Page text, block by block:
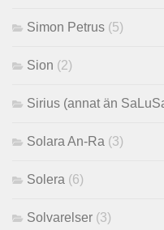
Simon Petrus (5)
Sion (2)
Sirius (annat än
Solara An-Ra (3)
Solera (6)
Solvarelser (3)